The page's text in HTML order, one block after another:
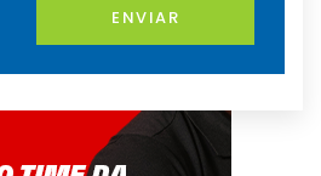
ENVIAR